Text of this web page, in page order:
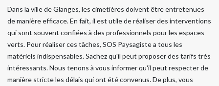
Dans la ville de Glanges, les cimetières doivent être entretenues
de manière efficace. En fait, il est utile de réaliser des interventions
qui sont souvent confiées à des professionnels pour les espaces
verts. Pour réaliser ces tâches, SOS Paysagiste a tous les
matériels indispensables. Sachez qu'il peut proposer des tarifs très
intéressants. Nous tenons à vous informer qu'il peut respecter de
manière stricte les délais qui ont été convenus. De plus, vous